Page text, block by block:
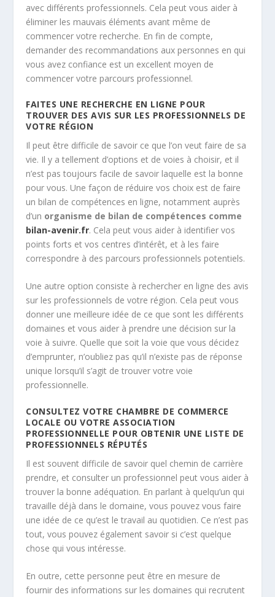
avec différents professionnels. Cela peut vous aider à
éliminer les mauvais éléments avant même de
commencer votre recherche. En fin de compte,
demander des recommandations aux personnes en qui
vous avez confiance est un excellent moyen de
commencer votre parcours professionnel.
FAITES UNE RECHERCHE EN LIGNE POUR
TROUVER DES AVIS SUR LES PROFESSIONNELS DE
VOTRE RÉGION
Il peut être difficile de savoir ce que l’on veut faire de sa
vie. Il y a tellement d’options et de voies à choisir, et il
n’est pas toujours facile de savoir laquelle est la bonne
pour vous. Une façon de réduire vos choix est de faire
un bilan de compétences en ligne, notamment auprès
d’un organisme de bilan de compétences comme
bilan-avenir.fr. Cela peut vous aider à identifier vos
points forts et vos centres d’intérêt, et à les faire
correspondre à des parcours professionnels potentiels.
Une autre option consiste à rechercher en ligne des avis
sur les professionnels de votre région. Cela peut vous
donner une meilleure idée de ce que sont les différents
domaines et vous aider à prendre une décision sur la
voie à suivre. Quelle que soit la voie que vous décidez
d’emprunter, n’oubliez pas qu’il n’existe pas de réponse
unique lorsqu’il s’agit de trouver votre voie
professionnelle.
CONSULTEZ VOTRE CHAMBRE DE COMMERCE
LOCALE OU VOTRE ASSOCIATION
PROFESSIONNELLE POUR OBTENIR UNE LISTE DE
PROFESSIONNELS RÉPUTÉS
Il est souvent difficile de savoir quel chemin de carrière
prendre, et consulter un professionnel peut vous aider à
trouver la bonne adéquation. En parlant à quelqu’un qui
travaille déjà dans le domaine, vous pouvez vous faire
une idée de ce qu’est le travail au quotidien. Ce n’est pas
tout, vous pouvez également savoir si c’est quelque
chose qui vous intéresse.
En outre, cette personne peut être en mesure de
fournir des informations sur les domaines qui recrutent